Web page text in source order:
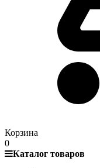
Корзина
0
Каталог товаров